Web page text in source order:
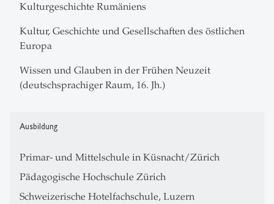
Kulturgeschichte Rumäniens
Kultur, Geschichte und Gesellschaften des östlichen
Europa
Wissen und Glauben in der Frühen Neuzeit
(deutschsprachiger Raum, 16. Jh.)
Ausbildung
Primar- und Mittelschule in Küsnacht/Zürich
Pädagogische Hochschule Zürich
Schweizerische Hotelfachschule, Luzern